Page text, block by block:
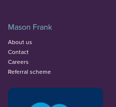
Mason Frank
About us
Contact
Careers
Referral scheme